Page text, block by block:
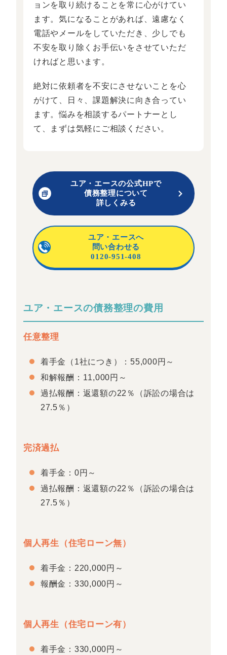
ョンを取り続けることを常に心がけてい
ます。気になることがあれば、遠慮なく
電話やメールをしていただき、少しでも
不安を取り除くお手伝いをさせていただ
ければと思います。
絶対に依頼者を不安にさせないことを心
がけて、日々、課題解決に向き合ってい
ます。悩みを相談するパートナーとし
て、まずは気軽にご相談ください。
ユア・エースの公式HPで
債務整理について
詳しくみる
ユア・エースへ
問い合わせる
0120-951-408
ユア・エースの債務整理の費用
任意整理
着手金（1社につき）：55,000円～
和解報酬：11,000円～
過払報酬：返還額の22％（訴訟の場合は
27.5％）
完済過払
着手金：0円～
過払報酬：返還額の22％（訴訟の場合は
27.5％）
個人再生（住宅ローン無）
着手金：220,000円～
報酬金：330,000円～
個人再生（住宅ローン有）
着手金：330,000円～